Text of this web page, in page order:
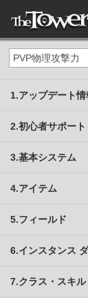
1.アップデート情
2.初心者サポート
3.基本システム
4.アイテム
5.フィールド
6.インスタンス
7.クラス・スキル